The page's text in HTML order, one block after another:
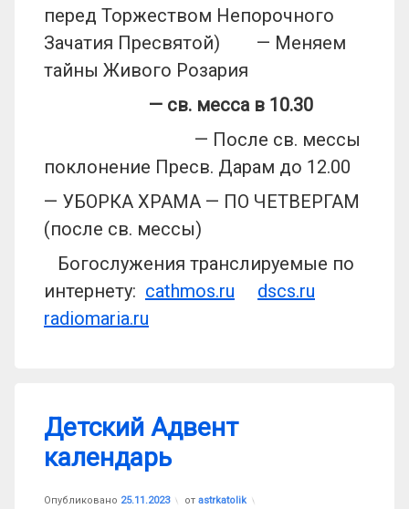
перед Торжеством Непорочного
Зачатия Пресвятой) — Меняем
тайны Живого Розария
— св. месса в 10.30
— После св. мессы
поклонение Пресв. Дарам до 12.00
— УБОРКА ХРАМА — ПО ЧЕТВЕРГАМ
(после св. мессы)
Богослужения транслируемые по
интернету: cathmos.ru
dscs.ru
radiomaria.ru
Детский Адвент
календарь
Опубликовано 25.11.2023
Обновлено на
от astrkatolik